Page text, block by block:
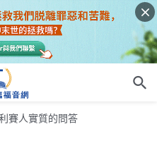
賽人實質的問答